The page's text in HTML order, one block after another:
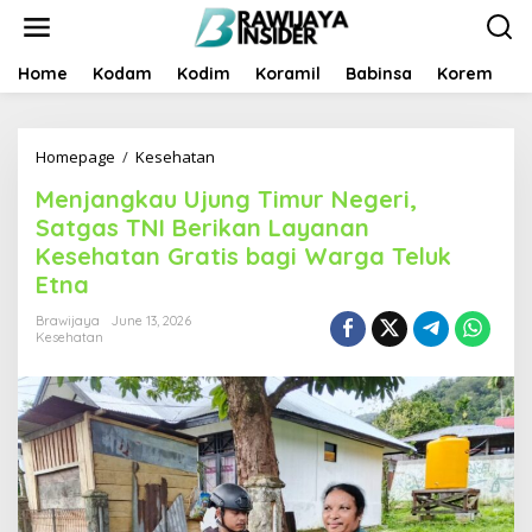
t
Home Kodam Kodim Koramil Babinsa Korem
Homepage / Kesehatan
n
j
a
n
j
u
n
g
T
i
m
Menjangkau Ujung Timur Negeri,
Satgas TNI Berikan Layanan
Kesehatan Gratis bagi Warga Teluk
Etna
Brawijaya
June 13, 2026
Kesehatan